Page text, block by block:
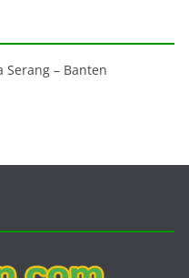
Serang – Banten